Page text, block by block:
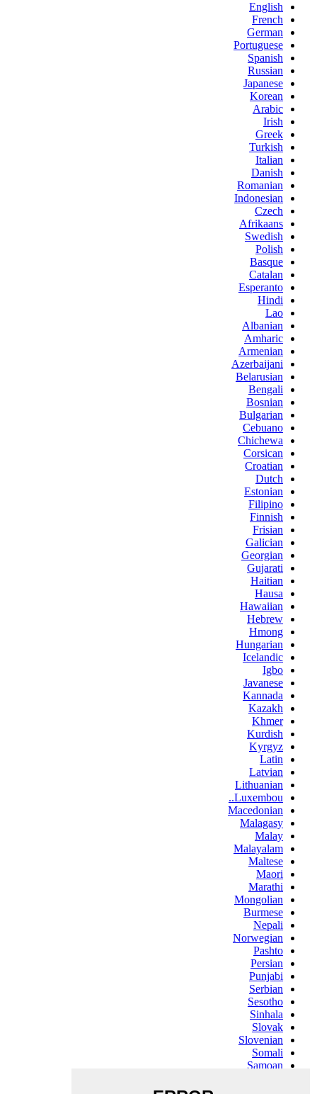
English
French
German
Portuguese
Spanish
Russian
Japanese
Korean
Arabic
Irish
Greek
Turkish
Italian
Danish
Romanian
Indonesian
Czech
Afrikaans
Swedish
Polish
Basque
Catalan
Esperanto
Hindi
Lao
Albanian
Amharic
Armenian
Azerbaijani
Belarusian
Bengali
Bosnian
Bulgarian
Cebuano
Chichewa
Corsican
Croatian
Dutch
Estonian
Filipino
Finnish
Frisian
Galician
Georgian
Gujarati
Haitian
Hausa
Hawaiian
Hebrew
Hmong
Hungarian
Icelandic
Igbo
Javanese
Kannada
Kazakh
Khmer
Kurdish
Kyrgyz
Latin
Latvian
Lithuanian
Luxembou..
Macedonian
Malagasy
Malay
Malayalam
Maltese
Maori
Marathi
Mongolian
Burmese
Nepali
Norwegian
Pashto
Persian
Punjabi
Serbian
Sesotho
Sinhala
Slovak
Slovenian
Somali
Samoan